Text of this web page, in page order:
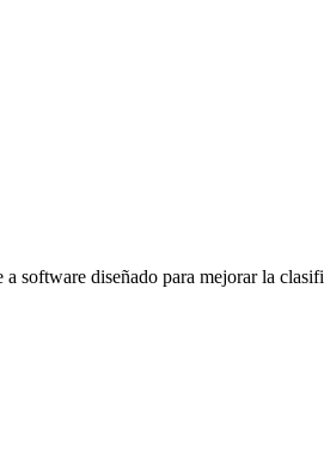
diseñado para mejorar la